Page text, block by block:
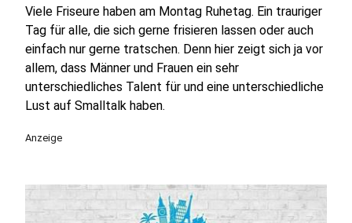
Viele Friseure haben am Montag Ruhetag. Ein trauriger
Tag für alle, die sich gerne frisieren lassen oder auch
einfach nur gerne tratschen. Denn hier zeigt sich ja vor
allem, dass Männer und Frauen ein sehr
unterschiedliches Talent für und eine unterschiedliche
Lust auf Smalltalk haben.
Anzeige